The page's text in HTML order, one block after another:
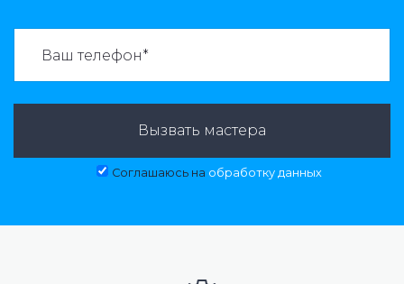
Вызвать мастера
Соглашаюсь на обработку данных